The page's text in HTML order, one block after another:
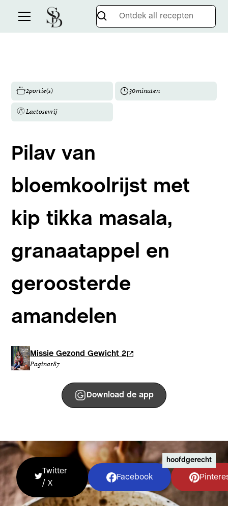
2portie(s) 30minuten
Lactosevrij
Pilav van
bloemkoolrijst met
kip tikka masala,
granaatappel en
geroosterde
amandelen
Missie Gezond Gewicht 2
Pagina187
Download de app
Twitter
/ X
Facebook
hoofdgerecht